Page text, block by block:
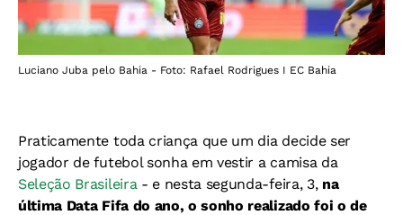
Luciano Juba pelo Bahia - Foto: Rafael Rodrigues I EC Bahia
Praticamente toda criança que um dia decide ser
jogador de futebol sonha em vestir a camisa da
Seleção Brasileira- e nesta segunda-feira, 3, na
última Data Fifa do ano, o sonho realizado foi o de